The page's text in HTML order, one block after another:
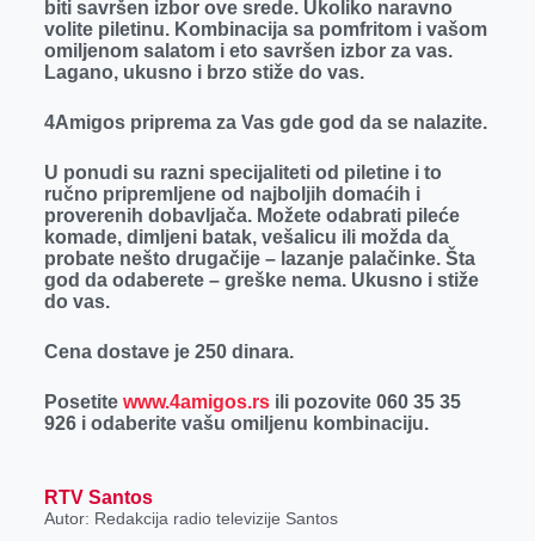
o
o
n
g
r
d
I
A
p
biti savršen izbor ove srede. Ukoliko naravno
volite piletinu. Kombinacija sa pomfritom i vašom
omiljenom salatom i eto savršen izbor za vas.
Lagano, ukusno i brzo stiže do vas.
4Amigos priprema za Vas gde god da se nalazite.
U ponudi su razni specijaliteti od piletine i to
ručno pripremljene od najboljih domaćih i
proverenih dobavljača. Možete odabrati pileće
komade, dimljeni batak, vešalicu ili možda da
probate nešto drugačije – lazanje palačinke. Šta
god da odaberete – greške nema. Ukusno i stiže
do vas.
Cena dostave je 250 dinara.
Posetite www.4amigos.rsili pozovite 060 35 35
926 i odaberite vašu omiljenu kombinaciju.
RTV Santos
Autor: Redakcija radio televizije Santos